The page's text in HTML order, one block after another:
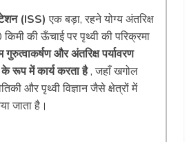
(ISS)एक बड़ा, रहने योग्य अंतरिक्ष
की ऊँचाई पर पृथ्वी की परिक्रमा
गुरुत्वाकर्षण और अंतरिक्ष पर्यावरण
रूप में कार्य करता है, जहाँ खगोल
और पृथ्वी विज्ञान जैसे क्षेत्रों में
जाता है।